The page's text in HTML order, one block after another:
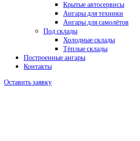
Крытые автосервисы
Ангары для техники
Ангары для самолётов
Под склады
Холодные склады
Тёплые склады
Построенные ангары
Контакты
Оставить заявку